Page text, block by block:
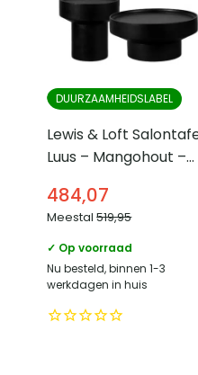
DUURZAAMHEIDSLABEL
Lewis & Loft
Luus – Mangohout –
en groot – Set van 2
484,07
Meestal519,95
✓ Op voorraad
Nu besteld, binnen 1-3
werkdagen in huis